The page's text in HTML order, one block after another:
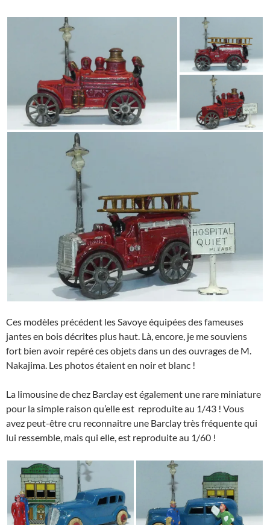
Ces modèles précédent les Savoye équipées des fameuses
jantes en bois décrites plus haut. Là, encore, je me souviens
fort bien avoir repéré ces objets dans un des ouvrages de M.
Nakajima. Les photos étaient en noir et blanc !
La limousine de chez Barclay est également une rare miniature
pour la simple raison qu’elle est reproduite au 1/43 ! Vous
avez peut-être cru reconnaitre une Barclay très fréquente qui
lui ressemble, mais qui elle, est reproduite au 1/60 !